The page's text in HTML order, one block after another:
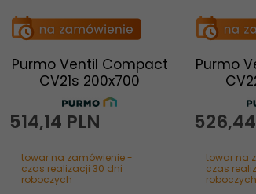
Purmo Ventil Compact
CV21s 200x700
514,14 PLN
towar na zamówienie -
czas realizacji 30 dni
roboczych
Purmo
526,44
towar na
czas
roboczych